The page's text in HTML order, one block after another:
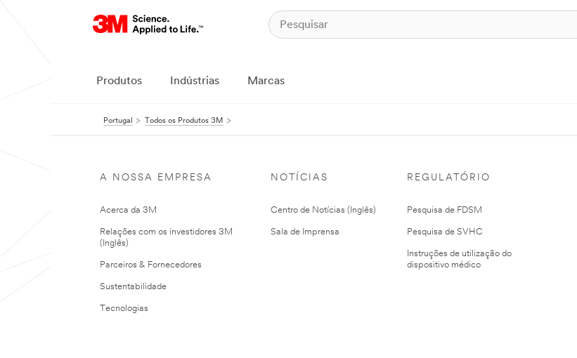
Produtos Indústrias Marcas
Portugal Todos os Produtos 3M
A NOSSA EMPRESA
Acerca da 3M
Relações com os investidores 3M
(Inglês)
Parceiros & Fornecedores
Sustentabilidade
Tecnologias
NOTÍCIAS
Centro de Notícias (Inglês)
Sala de Imprensa
REGULATÓRIO
Pesquisa de FDSM
Pesquisa de SVHC
Instruções de utilização do
dispositivo médico